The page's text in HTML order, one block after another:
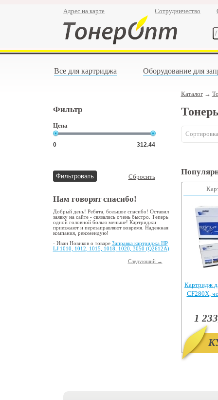
Адрес на карте Сотрудничество
Все для картриджа Оборудование для
Фильтр
Цена
Сбросить
Нам говорят спасибо!
Добрый день! Ребята, большое спасибо! Оставил
заявку на сайте - связались очень быстро. Теперь
одной головной болью меньше! Картриджи
приезжают и перезаправляют вовремя. Надежная
компания, рекомендую!
- Иван Новиков о товаре Заправка картриджа HP
LJ 1010, 1012, 1015, 1018, 1020, 3050 (Q2612A)
Следующий →
Каталог→
Картридж
CF280X,
1